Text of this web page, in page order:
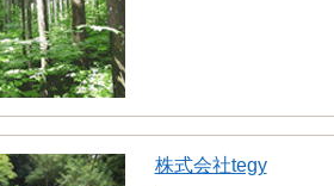
株式会社tegy